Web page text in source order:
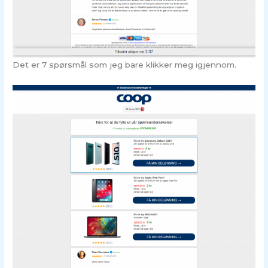
Det er 7 spørsmål som jeg bare klikker meg igjennom.